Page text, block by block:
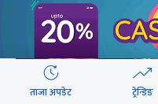
ताजा अपडेट ट्रेन्डिङ